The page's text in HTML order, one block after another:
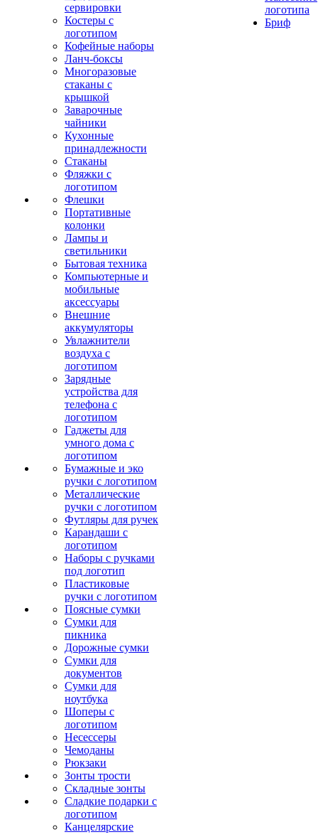
сервировки
Костеры с
логотипом
Кофейные наборы
Ланч-боксы
Многоразовые
стаканы с
крышкой
Заварочные
чайники
Кухонные
принадлежности
Стаканы
Фляжки с
логотипом
Флешки
Портативные
колонки
Лампы и
светильники
Бытовая техника
Компьютерные и
мобильные
аксессуары
Внешние
аккумуляторы
Увлажнители
воздуха с
логотипом
Зарядные
устройства для
телефона с
логотипом
Гаджеты для
умного дома с
логотипом
Бумажные и эко
ручки с логотипом
Металлические
ручки с логотипом
Футляры для ручек
Карандаши с
логотипом
Наборы с ручками
под логотип
Пластиковые
ручки с логотипом
Поясные сумки
Сумки для
пикника
Дорожные сумки
Сумки для
документов
Сумки для
ноутбука
Шоперы с
логотипом
Несессеры
Чемоданы
Рюкзаки
Зонты трости
Складные зонты
Сладкие подарки с
логотипом
Канцелярские
логотипа
Бриф